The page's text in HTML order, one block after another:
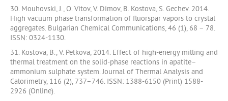
30. Mouhovski, J., O. Vitov, V. Dimov, B. Kostova, S. Gechev. 2014.
High vacuum phase transformation of fluorspar vapors to crystal
aggregates. Bulgarian Chemical Communications, 46 (1), 68 – 78.
ISSN: 0324-1130.
31. Kostova, B., V. Petkova, 2014. Effect of high-energy milling and
thermal treatment on the solid-phase reactions in apatite–
ammonium sulphate system. Journal of Thermal Analysis and
Calorimetry, 116 (2), 737–746. ISSN: 1388-6150 (Print) 1588-
2926 (Online).